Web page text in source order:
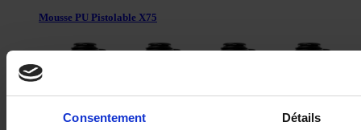
Consentement Détails
Mousse PU Pistolable X75